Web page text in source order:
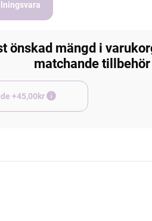
önskad mängd i
matchande tillbehör
Tråd matchande +45,00kr